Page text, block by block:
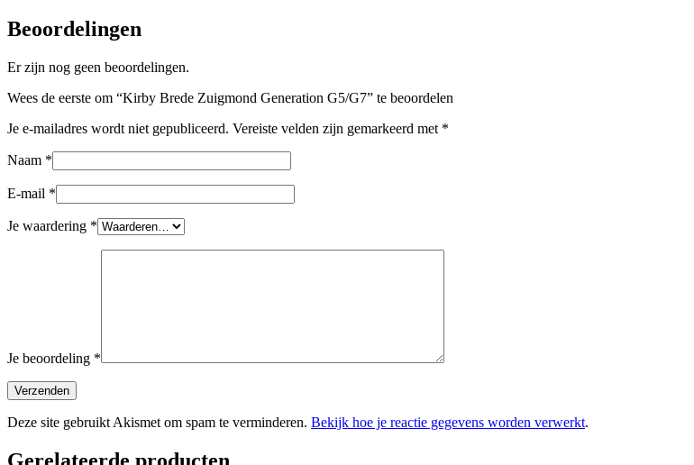
Beoordelingen
Er zijn nog geen beoordelingen.
Wees de eerste om “Kirby Brede Zuigmond Generation G5/G7” te beoordelen
Je e-mailadres wordt niet gepubliceerd. Vereiste velden zijn gemarkeerd met *
Naam *
E-mail *
Je waardering *
Je beoordeling *
Deze site gebruikt Akismet om spam te verminderen. Bekijk hoe je reactie gegevens worden verwerkt.